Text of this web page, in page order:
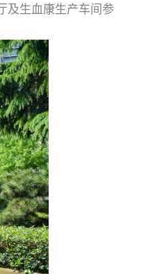
及生血康生产车间参